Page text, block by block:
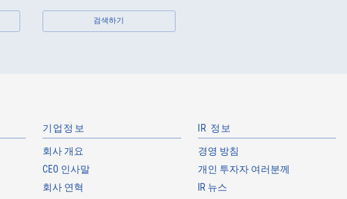
검색하기
기업정보
회사 개요
CEO 인사말
회사 연혁
IR 정보
경영 방침
개인 투자자 여러분께
IR 뉴스